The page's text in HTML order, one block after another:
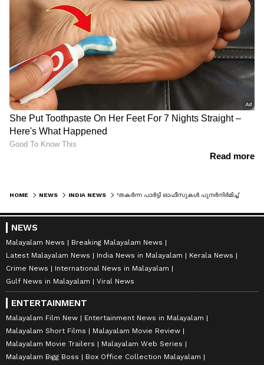
HOME NEWS INDIA NEWS
NEWS
Malayalam News
Breaking Malayalam News
Latest Malayalam News
India News in Malayalam
Kerala News
Crime News
International News in Malayalam
Gulf News in Malayalam
Viral News
ENTERTAINMENT
Malayalam Film New
Entertainment News in Malayalam
Malayalam Short Films
Malayalam Movie Review
Malayalam Movie Trailers
Malayalam Web Series
Malayalam Bigg Boss
Box Office Collection Malayalam